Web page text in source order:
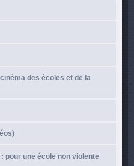
des écoles et de la
pour une école non violente